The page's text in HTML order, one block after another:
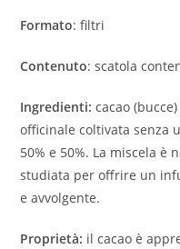
Formato: filtri
Contenuto: scatola
Ingredienti:cacao
officinale coltivata senza
50% e 50%. La miscela
studiata per offrire un
e avvolgente.
Proprietà: il cacao è